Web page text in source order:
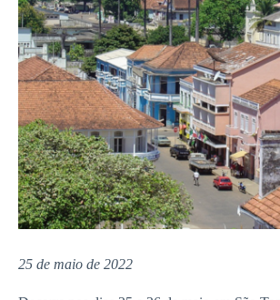
25 de maio de 2022